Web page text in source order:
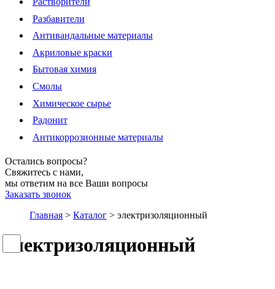
Разбавители
Антивандальные материалы
Акриловые краски
Бытовая химия
Смолы
Химическое сырье
Радонит
Антикоррозионные материалы
Остались вопросы?
Свяжитесь с нами,
мы ответим на все Ваши вопросы
Заказать звонок
Главная > Каталог > электризоляционный
электризоляционный